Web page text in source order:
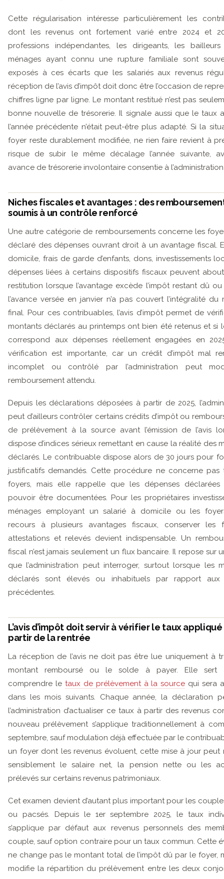
Cette régularisation intéresse particulièrement les
dont les revenus ont fortement varié entre 2024 et
professions indépendantes, les dirigeants, les
ménages ayant connu une rupture familiale sont
exposés à ces écarts que les salariés aux revenus
réception de l’avis d’impôt doit donc être l’occasion de
chiffres ligne par ligne. Le montant restitué n’est pas
bonne nouvelle de trésorerie. Il signale aussi que le taux
l’année précédente n’était peut-être plus adapté. Si la
foyer reste durablement modifiée, ne rien faire revient à
risque de subir le même décalage l’année suivante,
avance de trésorerie involontaire consentie à
Niches fiscales et avantages : des
soumis à un contrôle renforcé
Une autre catégorie de remboursements concerne les
déclaré des dépenses ouvrant droit à un avantage fiscal.
domicile, frais de garde d’enfants, dons, investissements
dépenses liées à certains dispositifs fiscaux peuvent
restitution lorsque l’avantage excède l’impôt restant dû
l’avance versée en janvier n’a pas couvert l’intégralité du
final. Pour ces contribuables, l’avis d’impôt permet de
montants déclarés au printemps ont bien été retenus et si
correspond aux dépenses réellement engagées en
vérification est importante, car un crédit d’impôt mal
incomplet ou contrôlé par l’administration peut
remboursement attendu.
Depuis les déclarations déposées à partir de 2025,
peut d’ailleurs contrôler certains crédits d’impôt ou
de prélèvement à la source avant l’émission de l’avis
dispose d’indices sérieux remettant en cause la réalité des
déclarés. Le contribuable dispose alors de 30 jours pour
justificatifs demandés. Cette procédure ne concerne pas
foyers, mais elle rappelle que les dépenses déclarées
pouvoir être documentées. Pour les propriétaires
ménages employant un salarié à domicile ou les
recours à plusieurs avantages fiscaux, conserver les
attestations et relevés devient indispensable. Un
fiscal n’est jamais seulement un flux bancaire. Il repose sur
que l’administration peut interroger, surtout lorsque les
déclarés sont élevés ou inhabituels par rapport aux
précédentes.
L’avis d’impôt doit servir à vérifier le taux appliqué
partir de la rentrée
La réception de l’avis ne doit pas être lue uniquement à
montant remboursé ou le solde à payer. Elle sert
comprendre le taux de prélèvement à la source qui sera
dans les mois suivants. Chaque année, la déclaration
l’administration d’actualiser ce taux à partir des revenus
nouveau prélèvement s’applique traditionnellement à
septembre, sauf modulation déjà effectuée par le
un foyer dont les revenus évoluent, cette mise à jour peut
sensiblement le salaire net, la pension nette ou les
prélevés sur certains revenus patrimoniaux.
Cet examen devient d’autant plus important pour les
ou pacsés. Depuis le 1er septembre 2025, le taux
s’applique par défaut aux revenus personnels des
couple, sauf option contraire pour un taux commun. Cette
ne change pas le montant total de l’impôt dû par le foyer,
modifie la répartition du prélèvement entre les deux